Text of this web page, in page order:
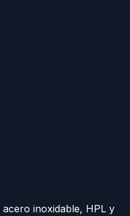
inoxidable, HPL y